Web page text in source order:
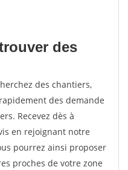
des
des chantiers,
des demande
Recevez dès à
en rejoignant notre
pourrez ainsi proposer
proches de votre zone